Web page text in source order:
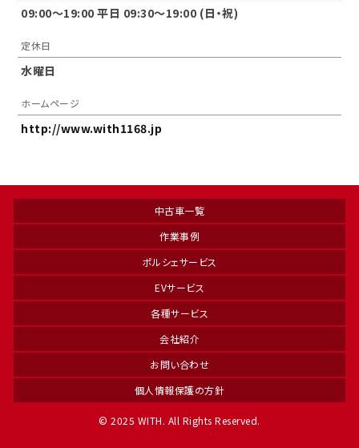
09:00〜19:00 平日 09:30〜19:00 (日・祝)
定休日
水曜日
ホームページ
http://www.with1168.jp
中古車一覧
作業事例
ポルシェサービス
EVサービス
各種サービス
会社紹介
お問い合わせ
個人情報保護の方針
© 2025 WITH. All Rights Reserved.